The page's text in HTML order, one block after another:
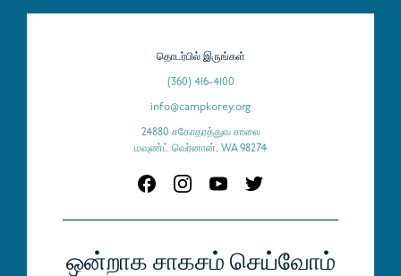
ஒன்றாக சாகசம் செய்வோம்
தொடர்பில் இருங்கள்
(360) 416-4100
info@campkorey.org
24880 சகோதரத்துவ சாலை
மவுண்ட் வெர்னான், WA 98274